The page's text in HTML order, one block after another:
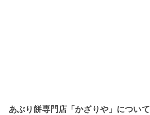
あぶり餅専門店「かざりや」について